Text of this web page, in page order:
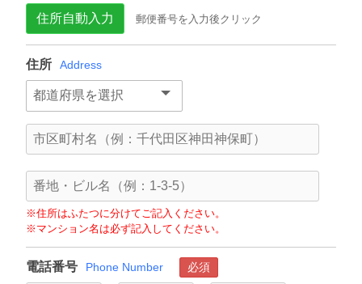
住所自動入力 郵便番号を入力後クリック
住所 Address
※住所はふたつに分けてご記入ください。
※マンション名は必ず記入してください。
電話番号 Phone Number 必須